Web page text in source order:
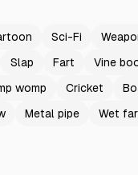
Sci-Fi
Slap Fart Vine
womp Cricket
Metal pipe Wet